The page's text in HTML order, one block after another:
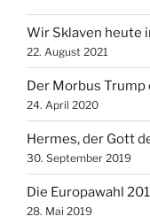
Wir Sklaven heute
22. August 2021
Der Morbus Trump
24. April 2020
Hermes, der Gott
30. September 2019
Die Europawahl
28. Mai 2019